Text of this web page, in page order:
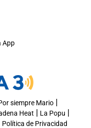
App
siempre Mario|
Heat | La Popu |
Política de Privacidad